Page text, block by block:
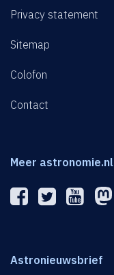
Privacy statement
Sitemap
Colofon
Contact
Meer astronomie.nl
Astronieuwsbrief